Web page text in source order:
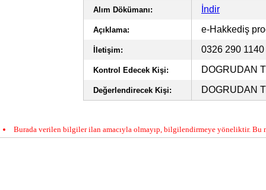
Alım Dökümanı: İndir
Açıklama: e-Hakkediş
İletişim: 0326 290 1140
Kontrol Edecek Kişi: DOGRUDAN
Değerlendirecek Kişi: DOGRUDAN
Burada verilen bilgiler ilan amacıyla olmayıp, bilgilendirmeye yöneliktir. Bu